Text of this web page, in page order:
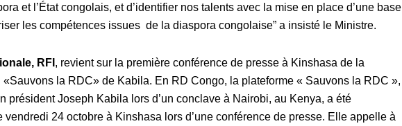
et l’État congolais, et d’identifier nos talents avec la mise en place d’une base
les compétences issues de la diaspora congolaise” a insisté le Ministre.
RFI , revient sur la première conférence de presse à Kinshasa de la
«Sauvons la RDC» de Kabila. En RD Congo, la plateforme « Sauvons la RDC »,
président Joseph Kabila lors d’un conclave à Nairobi, au Kenya, a été
vendredi 24 octobre à Kinshasa lors d’une conférence de presse. Elle appelle à